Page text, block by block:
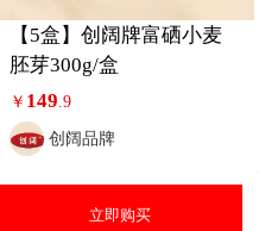
【5盒】创阔牌富硒小麦
胚芽300g/盒
￥ 149 .9
创阔品牌
立即购买